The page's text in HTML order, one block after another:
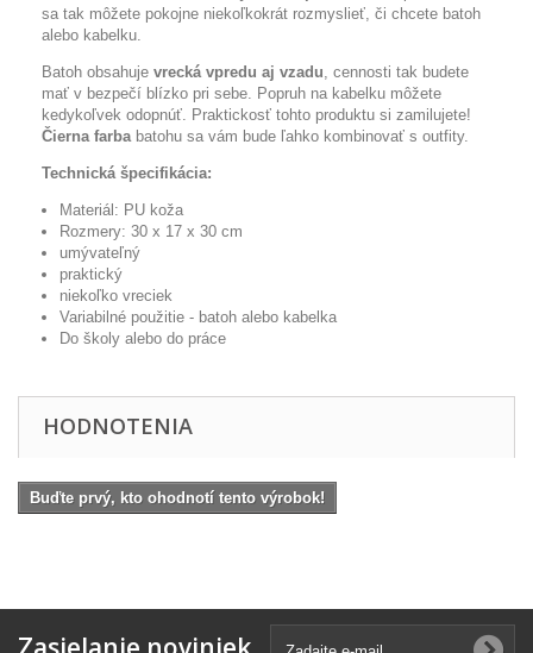
sa tak môžete pokojne niekoľkokrát rozmyslieť, či chcete batoh
alebo kabelku.
Batoh obsahuje vrecká vpredu aj vzadu , cennosti tak budete
mať v bezpečí blízko pri sebe. Popruh na kabelku môžete
kedykoľvek odopnúť. Praktickosť tohto produktu si zamilujete!
Čierna farba batohu sa vám bude ľahko kombinovať s outfity.
Technická špecifikácia:
Materiál: PU koža
Rozmery: 30 x 17 x 30 cm
umývateľný
praktický
niekoľko vreciek
Variabilné použitie - batoh alebo kabelka
Do školy alebo do práce
HODNOTENIA
Buďte prvý, kto ohodnotí tento výrobok!